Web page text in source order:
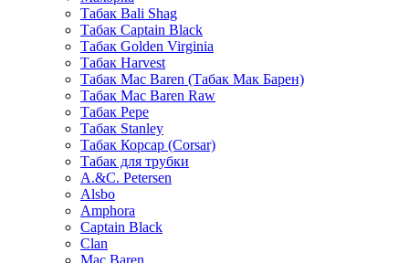
Табак Bali Shag
Табак Captain Black
Табак Golden Virginia
Табак Harvest
Табак Mac Baren (Табак Мак Барен)
Табак Mac Baren Raw
Табак Pepe
Табак Stanley
Табак Корсар (Corsar)
Табак для трубки
A.&C. Petersen
Alsbo
Amphora
Captain Black
Clan
Mac Baren